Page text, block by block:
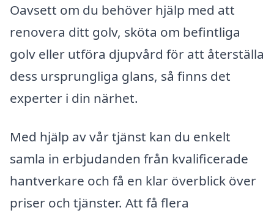
Oavsett om du behöver hjälp med att
renovera ditt golv, sköta om befintliga
golv eller utföra djupvård för att återställa
dess ursprungliga glans, så finns det
experter i din närhet.
Med hjälp av vår tjänst kan du enkelt
samla in erbjudanden från kvalificerade
hantverkare och få en klar överblick över
priser och tjänster. Att få flera